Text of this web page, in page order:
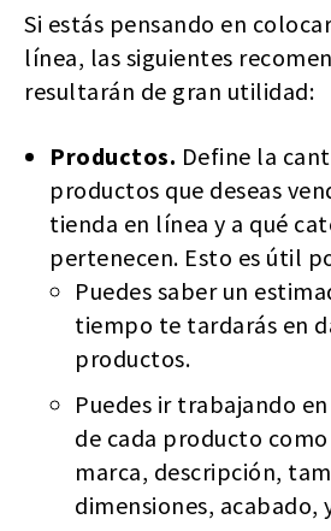
Si estás pensando en
línea, las siguientes
resultarán de gran utilidad:
Productos. Define la
productos que deseas
tienda en línea y a qué
pertenecen. Esto es útil
Puedes saber un
tiempo te tardarás en
productos.
Puedes ir trabajando
de cada producto
marca, descripción,
dimensiones,